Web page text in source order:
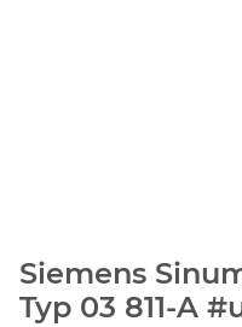
Siemens
Typ 03 811-A